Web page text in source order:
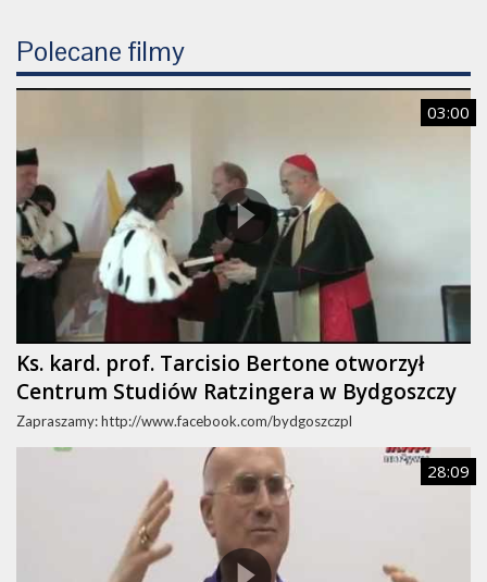
Polecane filmy
03:00
Ks. kard. prof. Tarcisio Bertone otworzył
Centrum Studiów Ratzingera w Bydgoszczy
Zapraszamy: http://www.facebook.com/bydgoszczpl
28:09